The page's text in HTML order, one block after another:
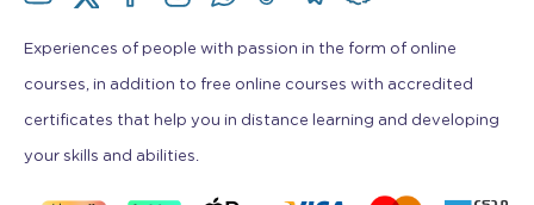
Experiences of people with passion in the form of online
courses, in addition to free online courses with accredited
certificates that help you in distance learning and developing
your skills and abilities.